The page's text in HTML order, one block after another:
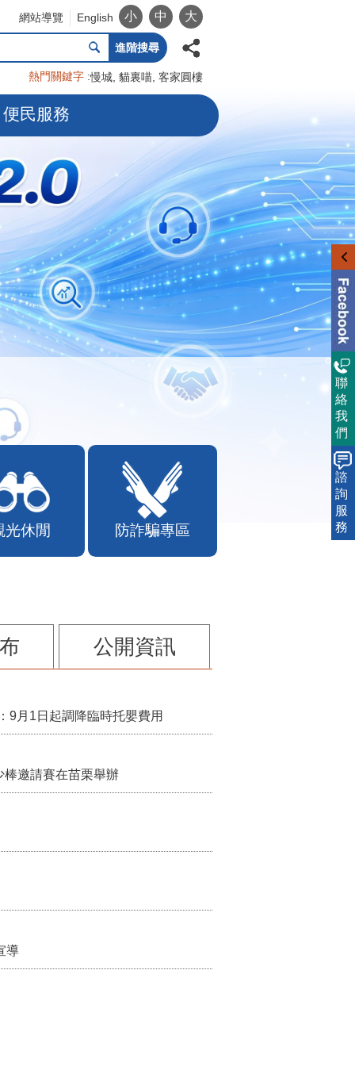
網站導覽 English 小 中 大
進階搜尋
熱門關鍵字 慢城 貓裏喵 客家圓樓
便民服務
光休閒 防詐騙專區
公開資訊
9月1日起調降臨時托嬰費用
邀請賽在苗栗舉辦
導
聯
絡
我
們
諮
詢
服
務